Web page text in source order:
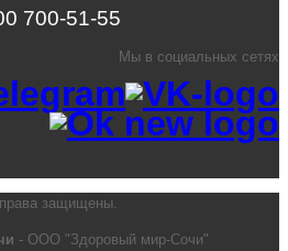
700-51-55
Мы в социальных сетях
защищены.
- ООО "Здоровый мир-Сочи"